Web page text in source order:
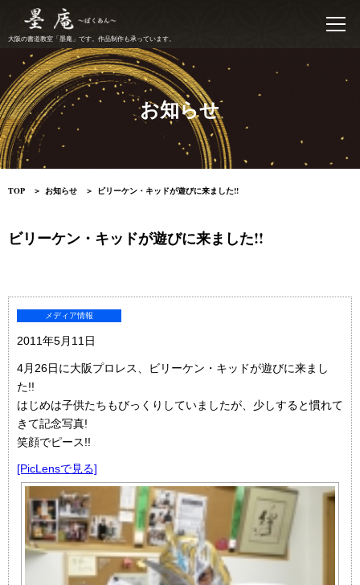
大阪の書道教室「墨庵」です。作品制作も承っています。
お知らせ
TOP お知らせ ビリーケン・キッドが遊びに来ました!!
ビリーケン・キッドが遊びに来ました!!
メディア情報
2011年5月11日
4月26日に大阪プロレス、ビリーケン・キッドが遊びに来まし
た!!
はじめは子供たちもびっくりしていましたが、少しすると慣れて
きて記念写真!
笑顔でピース!!
[PicLensで見る]